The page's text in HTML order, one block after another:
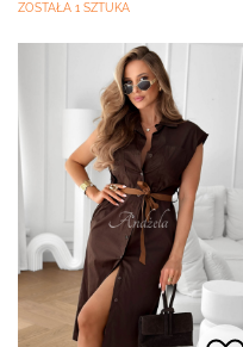
ZOSTAŁA 1 SZTUKA